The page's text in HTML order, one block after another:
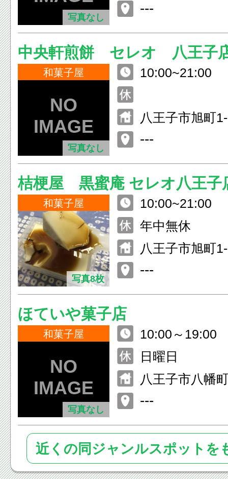
写真なし
---
中央軒煎餅 セレオ 八王子
和菓子屋
写真なし
10:00~21:00
八王子市旭町
---
桔梗屋 黒蜜庵 セレオ八王子
和菓子屋
写真8枚
10:00~21:00
年中無休
八王子市旭町
---
ほていや菓子店
和菓子屋
写真なし
10:00～19:00
日曜日
八王子市八幡
---
近くの同ジャンルスポットを